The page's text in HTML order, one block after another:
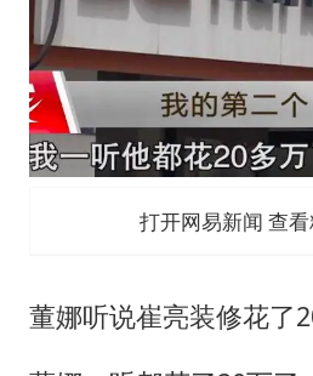
打开网易新闻 查
董娜听说崔亮装修花了